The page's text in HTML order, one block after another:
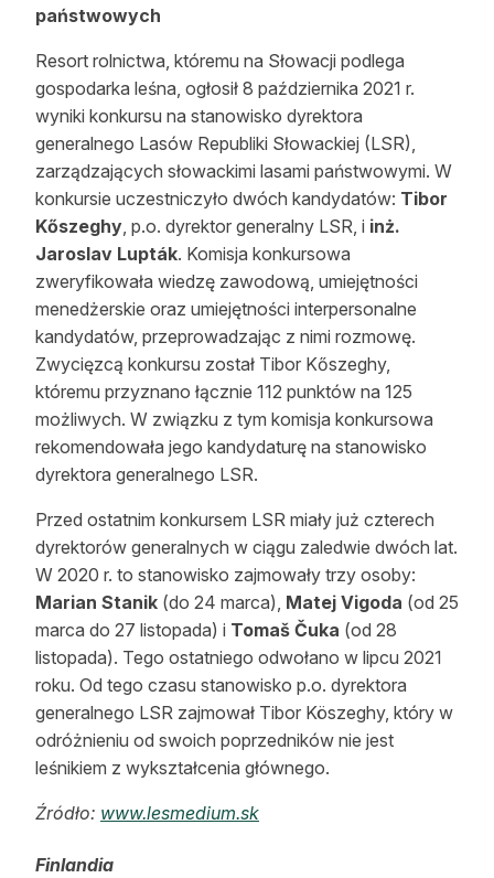
państwowych
Resort rolnictwa, któremu na Słowacji podlega
gospodarka leśna, ogłosił 8 października 2021 r.
wyniki konkursu na stanowisko dyrektora
generalnego Lasów Republiki Słowackiej (LSR),
zarządzających słowackimi lasami państwowymi. W
konkursie uczestniczyło dwóch kandydatów: Tibor
Kőszeghy , p.o. dyrektor generalny LSR, i inż.
Jaroslav Lupták. Komisja konkursowa
zweryfikowała wiedzę zawodową, umiejętności
menedżerskie oraz umiejętności interpersonalne
kandydatów, przeprowadzając z nimi rozmowę.
Zwycięzcą konkursu został Tibor Kőszeghy,
któremu przyznano łącznie 112 punktów na 125
możliwych. W związku z tym komisja konkursowa
rekomendowała jego kandydaturę na stanowisko
dyrektora generalnego LSR.
Przed ostatnim konkursem LSR miały już czterech
dyrektorów generalnych w ciągu zaledwie dwóch lat.
W 2020 r. to stanowisko zajmowały trzy osoby:
Marian Stanik (do 24 marca), Matej Vigoda (od 25
marca do 27 listopada) i Tomaš Čuka (od 28
listopada). Tego ostatniego odwołano w lipcu 2021
roku. Od tego czasu stanowisko p.o. dyrektora
generalnego LSR zajmował Tibor Köszeghy, który w
odróżnieniu od swoich poprzedników nie jest
leśnikiem z wykształcenia głównego.
Źródło: www.lesmedium.sk
Finlandia